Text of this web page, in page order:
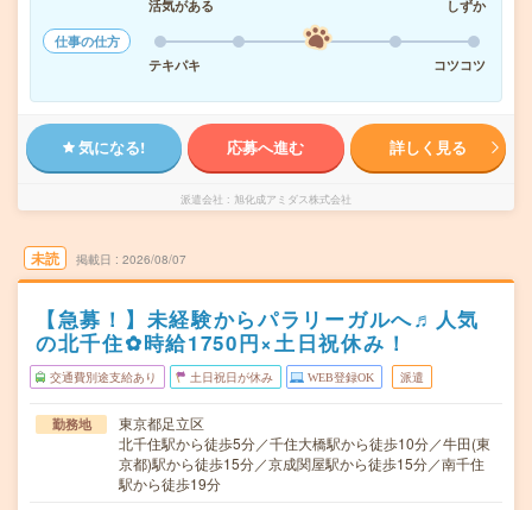
活気がある
しずか
仕事の仕方
テキパキ
コツコツ
気になる! 応募へ進む 詳しく見る
派遣会社 旭化成アミダス株式会社
未読 掲載日 2026/08/07
【急募！】未経験からパラリーガルへ♬人気
の北千住✿時給1750円×土日祝休み！
交通費別途支給あり 土日祝日が休み WEB登録OK 派遣
勤務地
東京都足立区
北千住駅から徒歩5分／千住大橋駅から徒歩10分／牛田(東
京都)駅から徒歩15分／京成関屋駅から徒歩15分／南千住
駅から徒歩19分